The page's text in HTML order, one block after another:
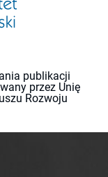
publikacji
przez Unię
Rozwoju